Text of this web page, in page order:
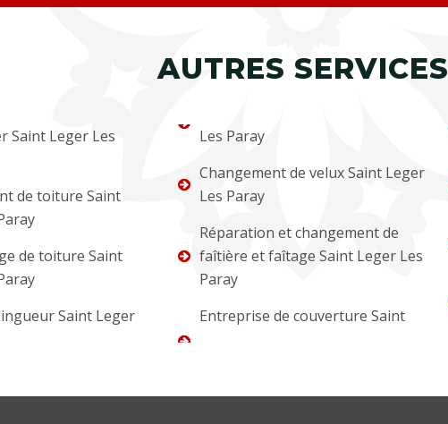
AUTRES SERVICES
Saint Leger Les
de toiture Saint
de toiture Saint
Saint Leger
Les Paray
Changement de velux Saint Leger
Les Paray
Réparation et changement de
faîtière et faîtage Saint Leger Les
Paray
Entreprise de couverture Saint